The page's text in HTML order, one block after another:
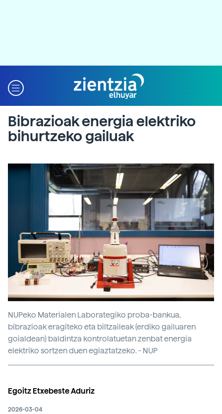
Bibrazioak energia elektriko
bihurtzeko gailuak
NUPeko Materialen Laborategiko proba-bankua,
bibrazioak eragiteko eta biltzaileak (erdiko gailuaren
goialdean) baldintza kontrolatuetan zenbat energia
elektriko sortzen duen egiaztatzeko. - NUP
Egoitz Etxebeste Aduriz
2026-03-04